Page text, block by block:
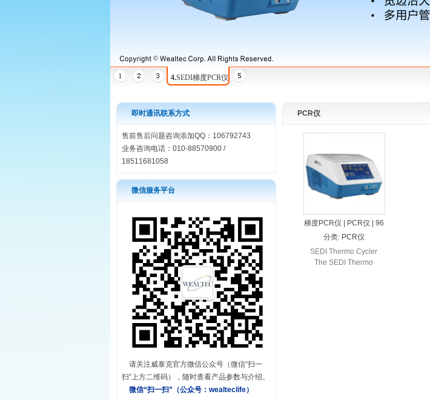
4.SEDI梯度PCR仪
即时通讯联系方式
售前售后问题咨询添加QQ：106792743
业务咨询电话：010-88570900 /
18511681058
微信服务平台
请关注威泰克官方微信公众号（微信“扫一
扫”上方二维码），随时查看产品参数与介绍。
微信“扫一扫”（公众号： wealteclife）
PCR仪
梯度PCR仪 | PCR仪 | 96
孔PCR仪 | SEDI PCR仪
分类: PCR仪
SEDI Thermo Cycler
The SEDI Thermo